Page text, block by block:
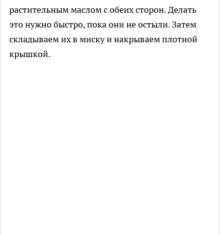
растительным маслом с обеих сторон. Делать
это нужно быстро, пока они не остыли. Затем
складываем их в миску и накрываем плотной
крышкой.